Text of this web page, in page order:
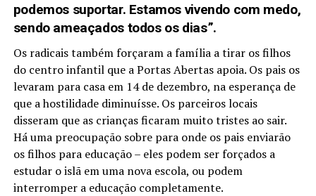
podemos suportar. Estamos vivendo com medo,
sendo ameaçados todos os dias”.
Os radicais também forçaram a família a tirar os filhos
do centro infantil que a Portas Abertas apoia. Os pais os
levaram para casa em 14 de dezembro, na esperança de
que a hostilidade diminuísse. Os parceiros locais
disseram que as crianças ficaram muito tristes ao sair.
Há uma preocupação sobre para onde os pais enviarão
os filhos para educação – eles podem ser forçados a
estudar o islã em uma nova escola, ou podem
interromper a educação completamente.